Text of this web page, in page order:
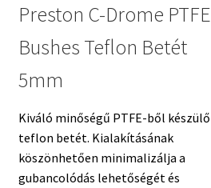
Preston C-Drome PTFE
Bushes Teflon Betét
5mm
Kiváló minőségű PTFE-ből készülő
teflon betét. Kialakításának
köszönhetően minimalizálja a
gubancolódás lehetőségét és